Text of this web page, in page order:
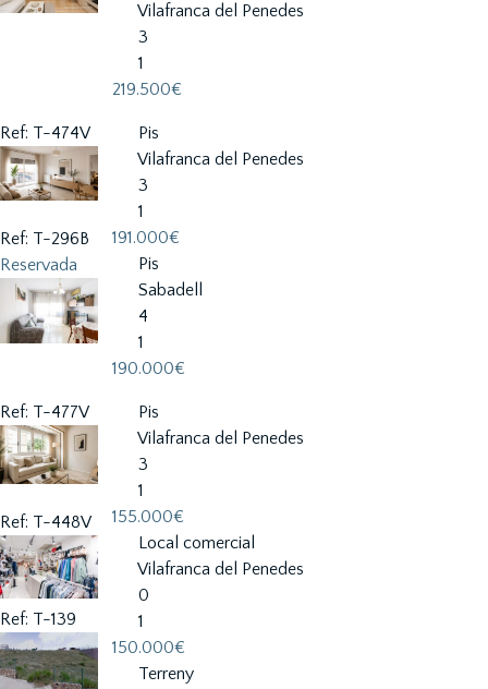
Vilafranca del Penedes
3
1
219.500€
Ref: T-474V
Pis
Vilafranca del Penedes
3
1
191.000€
Ref: T-296B
Reservada
Pis
Sabadell
4
1
190.000€
Ref: T-477V
Pis
Vilafranca del Penedes
3
1
155.000€
Ref: T-448V
Local comercial
Vilafranca del Penedes
0
1
150.000€
Ref: T-139
Terreny